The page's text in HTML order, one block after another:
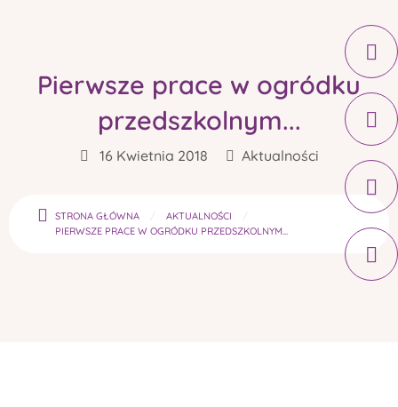
Pierwsze prace w ogródku
przedszkolnym...
16 Kwietnia 2018 Aktualności
STRONA GŁÓWNA
AKTUALNOŚCI
PIERWSZE PRACE W OGRÓDKU PRZEDSZKOLNYM...